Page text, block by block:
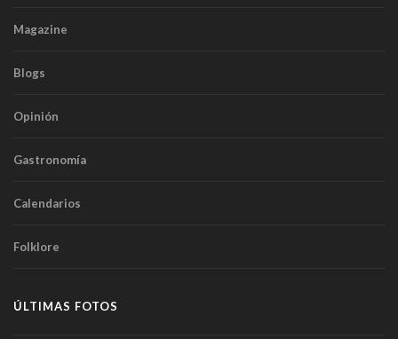
Magazine
Blogs
Opinión
Gastronomía
Calendarios
Folklore
ÚLTIMAS FOTOS